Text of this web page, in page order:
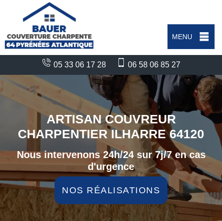
MENU
05 33 06 17 28 06 58 06 85 27
ARTISAN COUVREUR
CHARPENTIER ILHARRE 64120
Nous intervenons 24h/24 sur 7j/7 en cas
d'urgence
NOS RÉALISATIONS